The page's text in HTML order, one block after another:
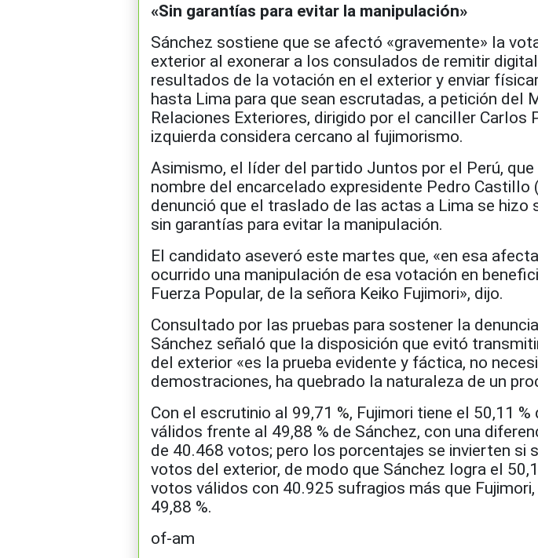
«Sin garantías para evitar la manipulación»
Sánchez sostiene que se afectó «gravemente» la
exterior al exonerar a los consulados de remitir
resultados de la votación en el exterior y enviar
hasta Lima para que sean escrutadas, a petición del
Relaciones Exteriores, dirigido por el canciller Carlos
izquierda considera cercano al fujimorismo.
Asimismo, el líder del partido Juntos por el Perú,
nombre del encarcelado expresidente Pedro Castillo
denunció que el traslado de las actas a Lima se hizo
sin garantías para evitar la manipulación.
El candidato aseveró este martes que, «en esa
ocurrido una manipulación de esa votación en
Fuerza Popular, de la señora Keiko Fujimori», dijo.
Consultado por las pruebas para sostener la
Sánchez señaló que la disposición que evitó
del exterior «es la prueba evidente y fáctica, no
demostraciones, ha quebrado la naturaleza de un
Con el escrutinio al 99,71 %, Fujimori tiene el 50,11
válidos frente al 49,88 % de Sánchez, con una
de 40.468 votos; pero los porcentajes se invierten si
votos del exterior, de modo que Sánchez logra el
votos válidos con 40.925 sufragios más que
49,88 %.
of-am